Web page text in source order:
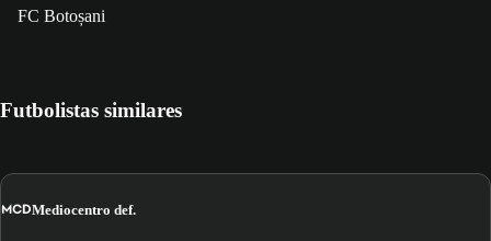
FC Botoșani
Futbolistas similares
MCDMediocentro def.